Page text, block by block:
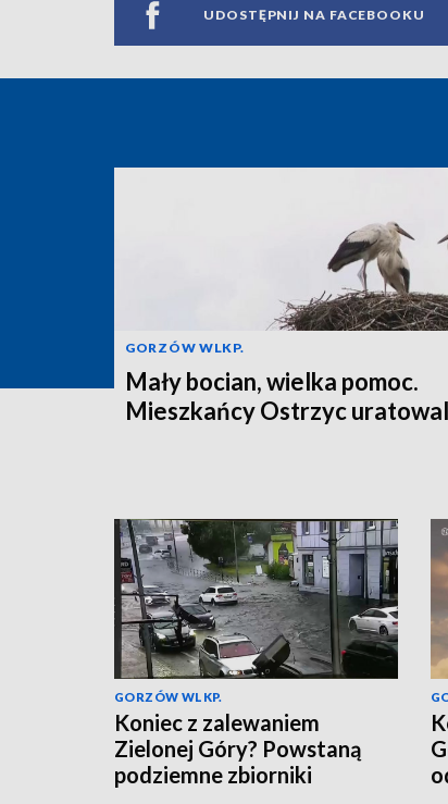
UDOSTĘPNIJ NA FACEBOOKU
GORZÓW WLKP.
Mały bocian, wielka pomoc.
Mieszkańcy Ostrzyc
GORZÓW WLKP.
Koniec z zalewaniem
Zielonej Góry? Powstaną
podziemne zbiorniki